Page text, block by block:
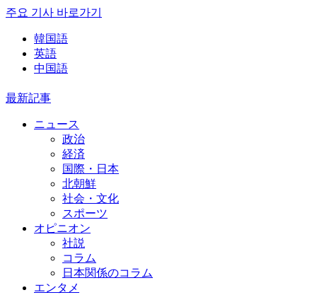
주요 기사 바로가기
韓国語
英語
中国語
最新記事
ニュース
政治
経済
国際・日本
北朝鮮
社会・文化
スポーツ
オピニオン
社説
コラム
日本関係のコラム
エンタメ